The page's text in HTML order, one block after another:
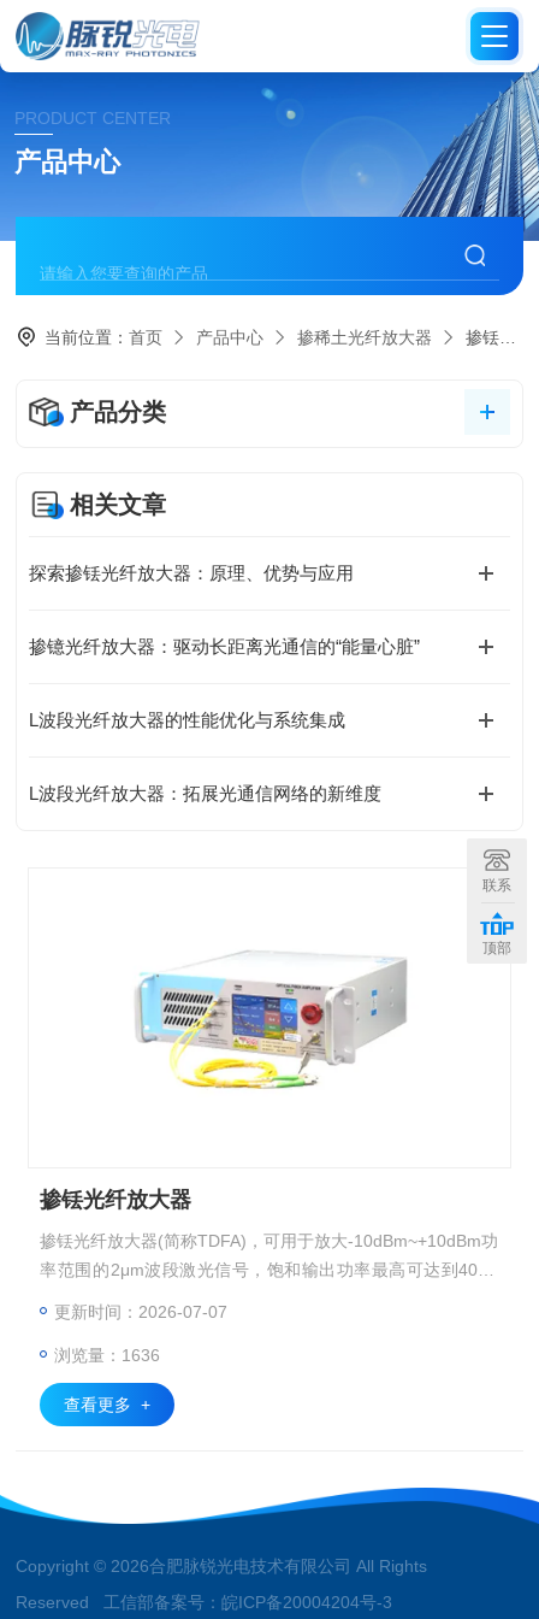
PRODUCT CENTER
产品中心
当前位置：首页 产品中心 掺稀土光纤放大器 掺铥光纤放大器TDFA
产品分类
相关文章
探索掺铥光纤放大器：原理、优势与应用
掺镱光纤放大器：驱动长距离光通信的“能量心脏”
L波段光纤放大器的性能优化与系统集成
L波段光纤放大器：拓展光通信网络的新维度
掺铥光纤放大器
掺铥光纤放大器(简称TDFA)，可用于放大-10dBm~+10dBm功
率范围的2μm波段激光信号，饱和输出功率最高可达到40dB
更新时间：2026-07-07
浏览量：1636
查看更多 +
Copyright © 2026合肥脉锐光电技术有限公司 All Rights
Reserved 工信部备案号：皖ICP备20004204号-3
联系
顶部